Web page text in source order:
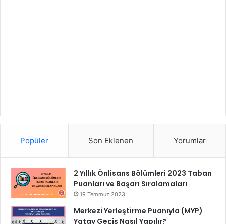
Popüler Son Eklenen Yorumlar
2 Yıllık Önlisans Bölümleri 2023 Taban
Puanları ve Başarı Sıralamaları
19 Temmuz 2023
Merkezi Yerleştirme Puanıyla (MYP)
Yatay Geçiş Nasıl Yapılır?